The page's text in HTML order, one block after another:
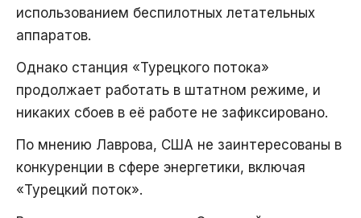
использованием беспилотных летательных
аппаратов.
Однако станция «Турецкого потока»
продолжает работать в штатном режиме, и
никаких сбоев в её работе не зафиксировано.
По мнению Лаврова, США не заинтересованы в
конкуренции в сфере энергетики, включая
«Турецкий поток».